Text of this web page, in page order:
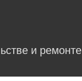
и ремонте